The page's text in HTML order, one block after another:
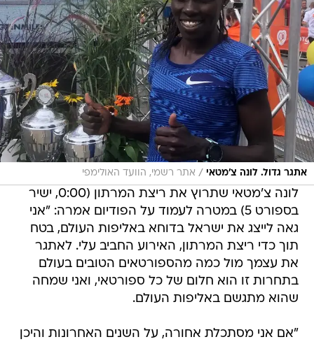
אתגר גדול. לונה צ'מטאי / אתר רשמי, הוועד האולימפי
לונה צ'מטאי שתרוץ את ריצת המרתון (0:00, ישיר
בספורט 5) במטרה לעמוד על הפודיום אמרה: "אני
גאה לייצג את ישראל בדוחא באליפות העולם, בטח
תוך כדי ריצת המרתון, האירוע החביב עלי. לאתגר
את עצמך מול כמה מהספורטאים הטובים בעולם
בתחרות זו הוא חלום של כל ספורטאי, ואני שמחה
שהוא מתגשם באליפות העולם.
"אם אני מסתכלת אחורה, על השנים האחרונות והיכן